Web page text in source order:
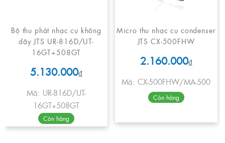
Bộ thu phát nhạc cụ không
dây JTS UR-816D/UT-
16GT+508GT
5.130.000₫
Mã: UR-816D/UT-
16GT+508GT
Còn hàng
Micro thu nhạc cụ condenser
JTS CX-500FHW
2.160.000₫
Mã: CX-500FHW/MA-500
Còn hàng